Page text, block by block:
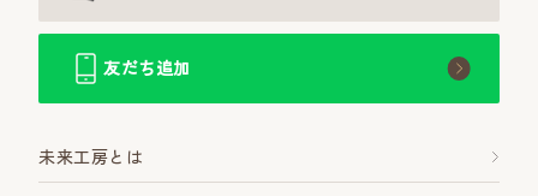
友だち追加
未来工房とは